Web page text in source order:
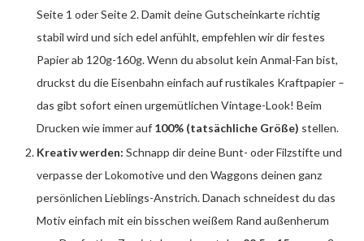
Seite 1 oder Seite 2. Damit deine Gutscheinkarte richtig
stabil wird und sich edel anfühlt, empfehlen wir dir festes
Papier ab 120g-160g. Wenn du absolut kein Anmal-Fan bist,
druckst du die Eisenbahn einfach auf rustikales Kraftpapier –
das gibt sofort einen urgemütlichen Vintage-Look! Beim
Drucken wie immer auf 100% (tatsächliche Größe) stellen.
Kreativ werden: Schnapp dir deine Bunt- oder Filzstifte und
verpasse der Lokomotive und den Waggons deinen ganz
persönlichen Lieblings-Anstrich. Danach schneidest du das
Motiv einfach mit ein bisschen weißem Rand außenherum